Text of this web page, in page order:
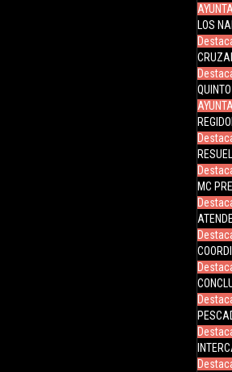
LOS
MC